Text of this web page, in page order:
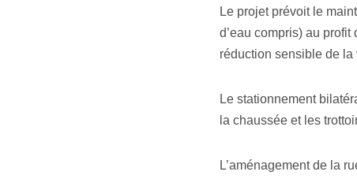
Le projet prévoit le
d’eau compris) au
réduction sensible de la
Le stationnement
la chaussée et les
L’aménagement de la